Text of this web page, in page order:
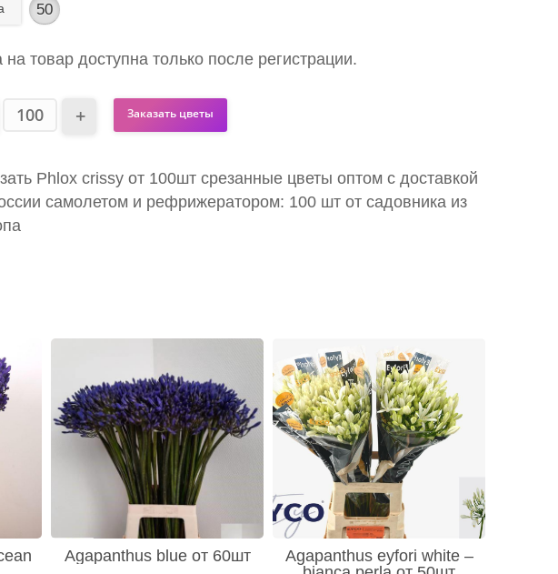
50
на товар доступна только после регистрации.
Заказать цветы
Phlox crissy от 100шт срезанные цветы оптом с доставкой
самолетом и рефрижератором: 100 шт от садовника из
Agapanthus blue от 60шт
Agapanthus eyfori white –